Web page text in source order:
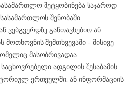
შეტყობინება საჯაროდ
შენობაში
ვებგვერდზე განთავსებით ან
მოთხოვნის შემთხვევაში – მისივე
მასობრივადაა
ადგილის შესაბამის
ერთეულში, ან ინფორმაციის